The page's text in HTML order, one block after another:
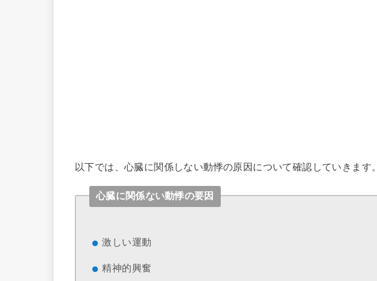
以下では、心臓に関係しない動悸の原因について確認していきます。
心臓に関係ない動悸の要因
激しい運動
精神的興奮